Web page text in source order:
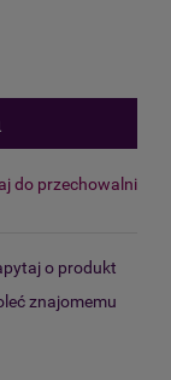
do przechowalni
o produkt
znajomemu